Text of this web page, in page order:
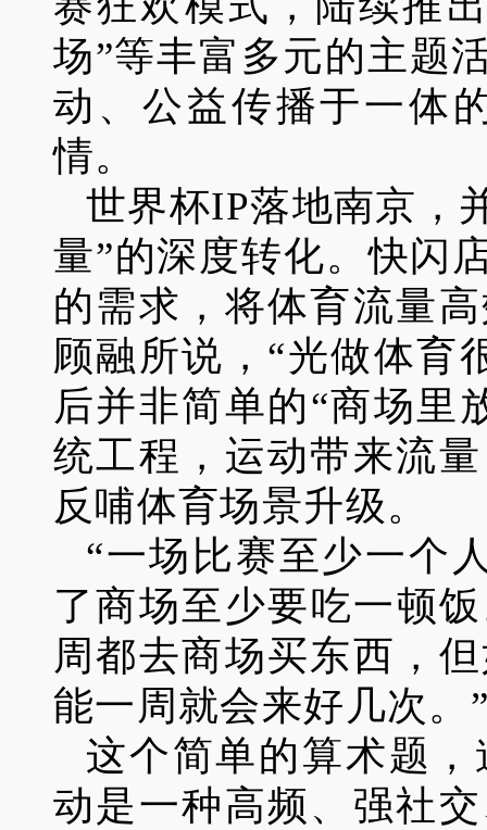
场”等丰富多元的主题
动、公益传播于一体
情。
世界杯IP落地南京，
量”的深度转化。快闪
的需求，将体育流量
顾融所说，“光做体育
后并非简单的“商场里
统工程，运动带来流
反哺体育场景升级。
“一场比赛至少一个
了商场至少要吃一顿
周都去商场买东西，
能一周就会来好几次。
这个简单的算术题
动是一种高频、强社